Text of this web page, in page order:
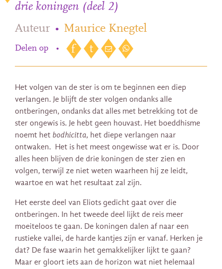
drie koningen (deel 2)
Auteur • Maurice Knegtel
Delen op •
Het volgen van de ster is om te beginnen een diep
verlangen. Je blijft de ster volgen ondanks alle
ontberingen, ondanks dat alles met betrekking tot de
ster ongewis is. Je hebt geen houvast. Het boeddhisme
noemt het bodhicitta, het diepe verlangen naar
ontwaken. Het is het meest ongewisse wat er is. Door
alles heen blijven de drie koningen de ster zien en
volgen, terwijl ze niet weten waarheen hij ze leidt,
waartoe en wat het resultaat zal zijn.
Het eerste deel van Eliots gedicht gaat over die
ontberingen. In het tweede deel lijkt de reis meer
moeiteloos te gaan. De koningen dalen af naar een
rustieke vallei, de harde kantjes zijn er vanaf. Herken je
dat? De fase waarin het gemakkelijker lijkt te gaan?
Maar er gloort iets aan de horizon wat niet helemaal